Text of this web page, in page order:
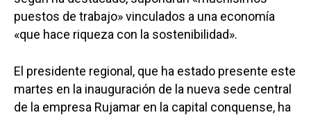
puestos de trabajo» vinculados a una economía
«que hace riqueza con la sostenibilidad».
El presidente regional, que ha estado presente este
martes en la inauguración de la nueva sede central
de la empresa Rujamar en la capital conquense, ha